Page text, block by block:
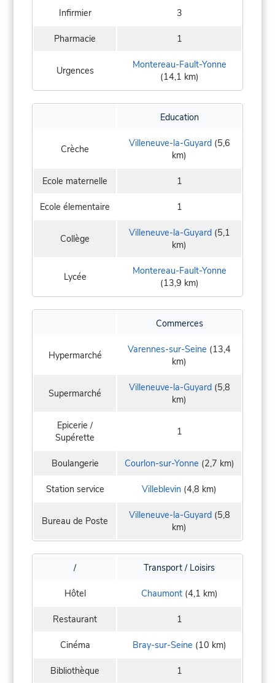
Infirmier 3
Pharmacie 1
Urgences
Montereau-Fault-Yonne
(14,1 km)
Education
Crèche Villeneuve-la-Guyard(5,6
km)
Ecole maternelle 1
Ecole élementaire 1
Collège Villeneuve-la-Guyard(5,1
km)
Lycée
Montereau-Fault-Yonne
(13,9 km)
Commerces
Hypermarché Varennes-sur-Seine (13,4
km)
Supermarché Villeneuve-la-Guyard(5,8
km)
Epicerie /
Supérette
1
Boulangerie Courlon-sur-Yonne (2,7 km)
Station service Villeblevin (4,8 km)
Bureau de Poste Villeneuve-la-Guyard(5,8
km)
/ Transport / Loisirs
Hôtel Chaumont(4,1 km)
Restaurant 1
Cinéma Bray-sur-Seine (10 km)
Bibliothèque 1